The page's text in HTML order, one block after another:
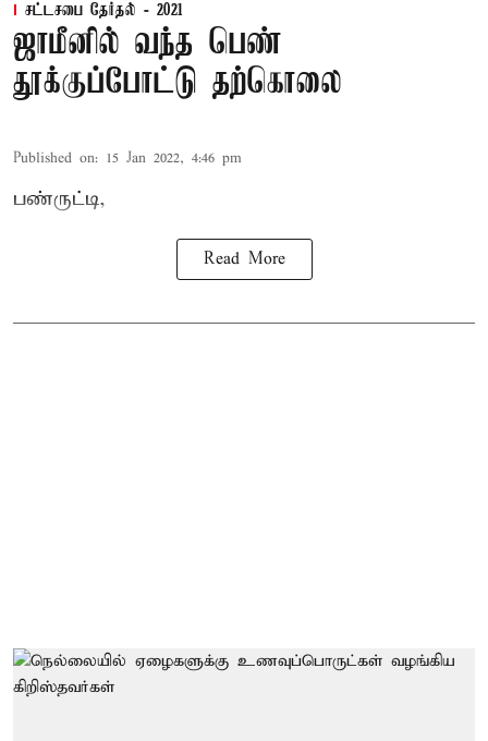
சட்டசபை தேர்தல் - 2021
ஜாமீனில் வந்த பெண்
தூக்குப்போட்டு தற்கொலை
Published on: 15 Jan 2022, 4:46 pm
பண்ருட்டி,
Read More